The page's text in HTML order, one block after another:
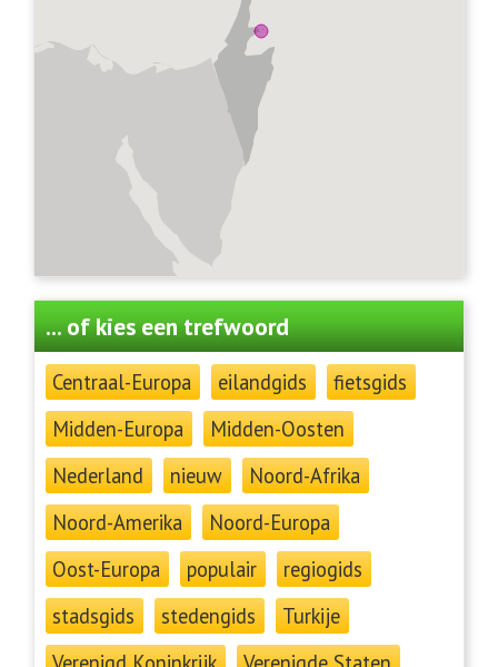
... of kies een trefwoord
Centraal-Europa eilandgids
fietsgids
Midden-Europa
Midden-Oosten
Nederland
nieuw
Noord-Afrika
Noord-Amerika
Noord-Europa
Oost-Europa
populair
regiogids
stadsgids
stedengids
Turkije